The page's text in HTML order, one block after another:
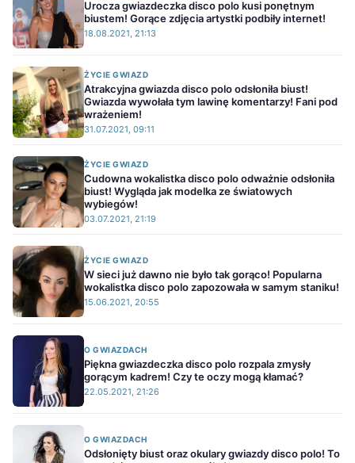
Urocza gwiazdeczka disco polo kusi ponętnym
biustem! Gorące zdjęcia artystki podbiły internet!
18.08.2021, 21:13
ŻYCIE GWIAZD
Atrakcyjna gwiazda disco polo odsłoniła biust!
Gwiazda wywołała tym lawinę komentarzy! Fani pod
wrażeniem!
31.07.2021, 09:11
ŻYCIE GWIAZD
Cudowna wokalistka disco polo odważnie odsłoniła
biust! Wygląda jak modelka ze światowych
wybiegów!
03.07.2021, 21:19
ŻYCIE GWIAZD
W sieci już dawno nie było tak gorąco! Popularna
wokalistka disco polo zapozowała w samym staniku!
15.06.2021, 20:55
O GWIAZDACH
Piękna gwiazdeczka disco polo rozpala zmysły
gorącym kadrem! Czy te oczy mogą kłamać?
22.05.2021, 21:26
O GWIAZDACH
Odsłonięty biust oraz okulary gwiazdy disco polo! To